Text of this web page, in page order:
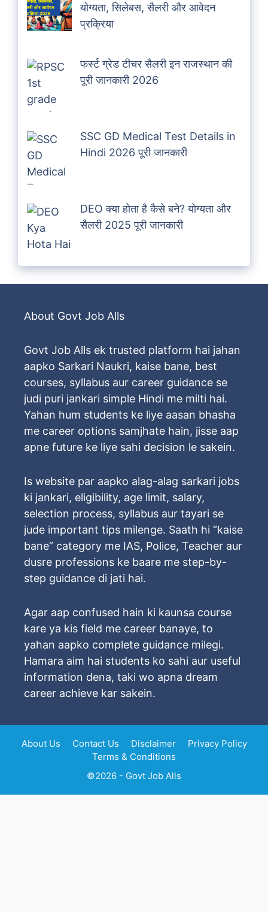
योग्यता, सिलेबस, सैलरी और आवेदन
प्रक्रिया
फर्स्ट ग्रेड टीचर सैलरी इन राजस्थान की
पूरी जानकारी 2026
SSC GD Medical Test Details in
Hindi 2026 पूरी जानकारी
DEO क्या होता है कैसे बने? योग्यता और
सैलरी 2025 पूरी जानकारी
About Govt Job Alls
Govt Job Alls ek trusted platform hai jahan
aapko Sarkari Naukri, kaise bane, best
courses, syllabus aur career guidance se
judi puri jankari simple Hindi me milti hai.
Yahan hum students ke liye aasan bhasha
me career options samjhate hain, jisse aap
apne future ke liye sahi decision le sakein.
Is website par aapko alag-alag sarkari jobs
ki jankari, eligibility, age limit, salary,
selection process, syllabus aur tayari se
jude important tips milenge. Saath hi “kaise
bane” category me IAS, Police, Teacher aur
dusre professions ke baare me step-by-
step guidance di jati hai.
Agar aap confused hain ki kaunsa course
kare ya kis field me career banaye, to
yahan aapko complete guidance milegi.
Hamara aim hai students ko sahi aur useful
information dena, taki wo apna dream
career achieve kar sakein.
About Us Contact Us Disclaimer
Privacy Policy
Terms & Conditions
©2026 - Govt Job Alls